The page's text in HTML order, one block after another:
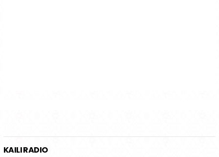
KAILI RADIO